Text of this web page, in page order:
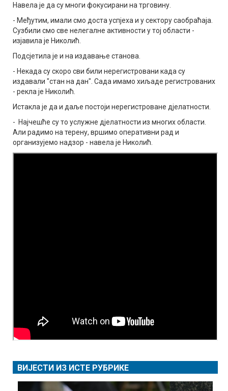
Навела је да су многи фокусирани на трговину.
- Међутим, имали смо доста успјеха и у сектору саобраћаја.
Сузбили смо све нелегалне активности у тој области -
изјавила је Николић.
Подсјетила је и на издавање станова.
- Некада су скоро сви били нерегистровани када су
издавали "стан на дан". Сада имамо хиљаде регистрованих
- рекла је Николић.
Истакла је да и даље постоји нерегистроване дјелатности.
- Најчешће су то услужне дјелатности из многих области.
Али радимо на терену, вршимо оперативни рад и
организујемо надзор - навела је Николић.
ВИЈЕСТИ ИЗ ИСТЕ РУБРИКЕ